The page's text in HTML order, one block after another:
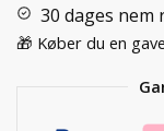
30 dages
🎁 Køber du en